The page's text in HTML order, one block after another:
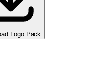
Logo Pack